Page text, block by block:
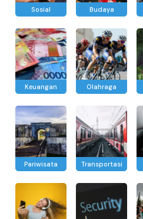
Sosial Budaya
Keuangan Olahraga
Pariwisata Transportasi